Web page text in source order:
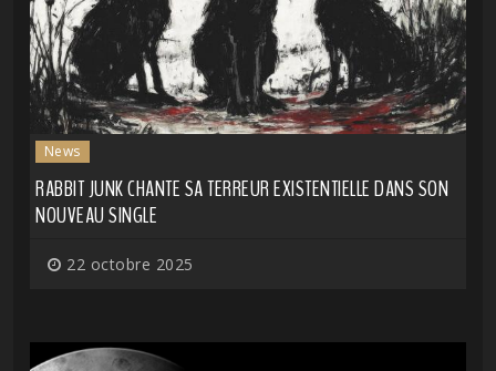
News
RABBIT JUNK CHANTE SA TERREUR EXISTENTIELLE DANS SON
NOUVEAU SINGLE
22 octobre 2025